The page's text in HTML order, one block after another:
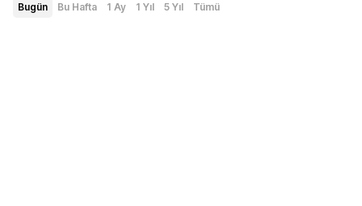
Bugün Bu Hafta 1 Ay 1 Yıl 5 Yıl Tümü